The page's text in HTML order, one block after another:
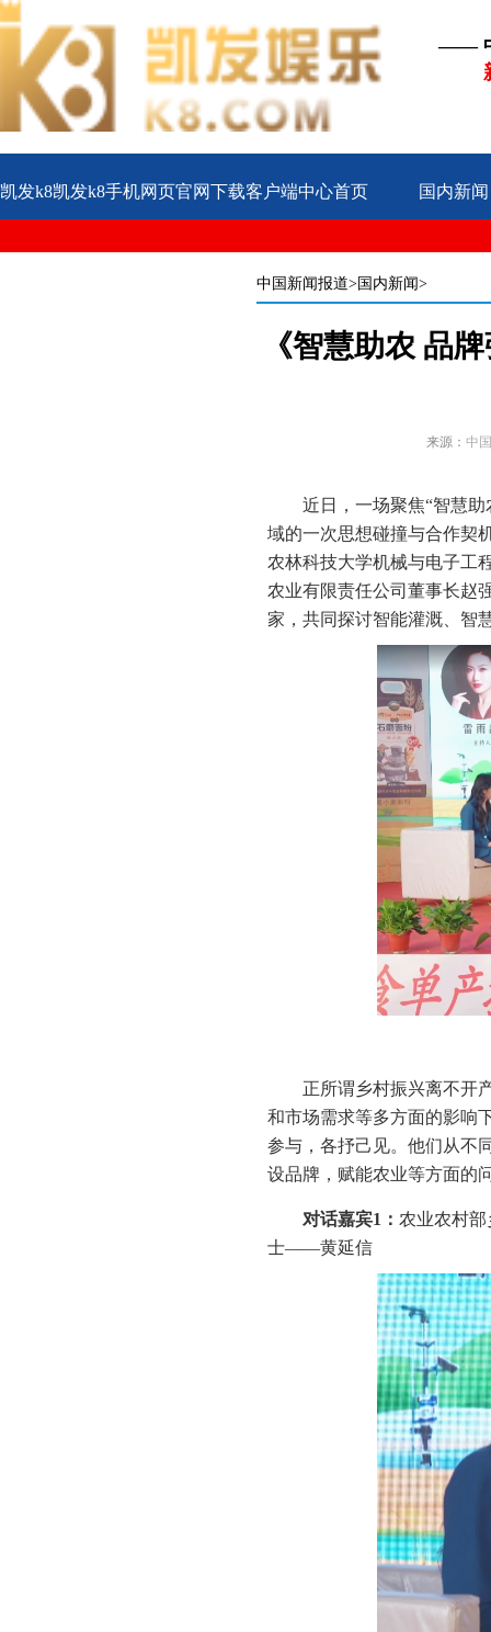
——
凯发k8凯发k8手机网页官网下载客户端中心首页 国内新闻
中国新闻报道>国内新闻>
《智慧助农 品
来源： 中
近日，一场聚焦“智慧
域的一次思想碰撞与合作契
农林科技大学机械与电子工
农业有限责任公司董事长赵
家，共同探讨智能灌溉、智
正所谓乡村振兴离不开
和市场需求等多方面的影响
参与，各抒己见。他们从不
设品牌，赋能农业等方面的
对话嘉宾1： 农业农村
士——黄延信